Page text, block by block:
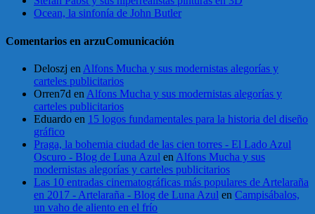
Ocean, la sinfonía de John Butler
Comentarios en arzuComunicación
Deloszj en Alfons Mucha y sus modernistas alegorías y
carteles publicitarios
Orren7d en Alfons Mucha y sus modernistas alegorías y
carteles publicitarios
Eduardo en 15 logos fundamentales para la historia del diseño
gráfico
Praga, la bohemia ciudad de las cien torres - El Lado Azul
Oscuro - Blog de Luna Azul en Alfons Mucha y sus
modernistas alegorías y carteles publicitarios
Las 10 entradas cinematográficas más populares de Artelaraña
en 2017 - Artelaraña - Blog de Luna Azul en Campisábalos,
un vaho de aliento en el frío